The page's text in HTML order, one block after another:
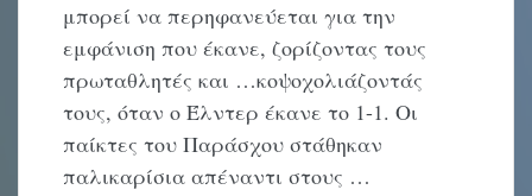
μπορεί να περηφανεύεται για την
εμφάνιση που έκανε, ζορίζοντας τους
πρωταθλητές και …κοψοχολιάζοντάς
τους, όταν ο Έλντερ έκανε το 1-1. Οι
παίκτες του Παράσχου στάθηκαν
παλικαρίσια απέναντι στους …